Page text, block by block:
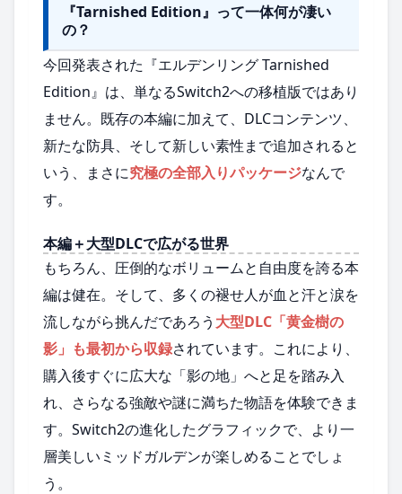
『Tarnished Edition』って一体何が凄い
の？
今回発表された『エルデンリング Tarnished
Edition』は、単なるSwitch2への移植版ではあり
ません。既存の本編に加えて、DLCコンテンツ、
新たな防具、そして新しい素性まで追加されると
いう、まさに究極の全部入りパッケージなんで
す。
本編＋大型DLCで広がる世界
もちろん、圧倒的なボリュームと自由度を誇る本
編は健在。そして、多くの褪せ人が血と汗と涙を
流しながら挑んだであろう 大型DLC「黄金樹の
影」も最初から収録されています。これにより、
購入後すぐに広大な「影の地」へと足を踏み入
れ、さらなる強敵や謎に満ちた物語を体験できま
す。Switch2の進化したグラフィックで、より一
層美しいミッドガルデンが楽しめることでしょ
う。